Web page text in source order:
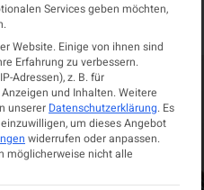
Services geben möchten,
Website. Einige von ihnen sind
Erfahrung zu verbessern.
Adressen), z. B. für
und Inhalten.Weitere
unserer Datenschutzerklärung. Es
um dieses Angebot
widerrufen oder anpassen.
möglicherweise nicht alle